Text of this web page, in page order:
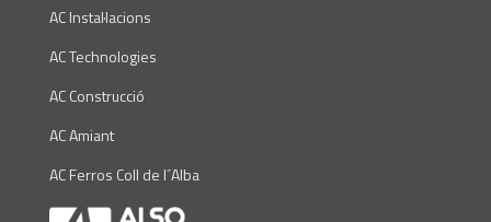
AC Instal·lacions
AC Technologies
AC Construcció
AC Amiant
AC Ferros Coll de l´Alba